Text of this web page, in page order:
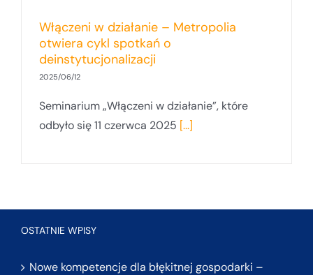
Włączeni w działanie – Metropolia
otwiera cykl spotkań o
deinstytucjonalizacji
2025/06/12
Seminarium „Włączeni w działanie”, które
odbyło się 11 czerwca 2025 [...]
OSTATNIE WPISY
Nowe kompetencje dla błękitnej gospodarki –